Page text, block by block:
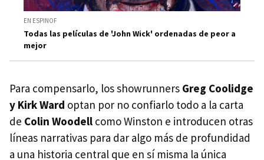
EN ESPINOF
Todas las películas de 'John Wick' ordenadas de peor a
mejor
Para compensarlo, los showrunners Greg Coolidge
y Kirk Ward optan por no confiarlo todo a la carta
de Colin Woodell como Winston e introducen otras
líneas narrativas para dar algo más de profundidad
a una historia central que en sí misma la única